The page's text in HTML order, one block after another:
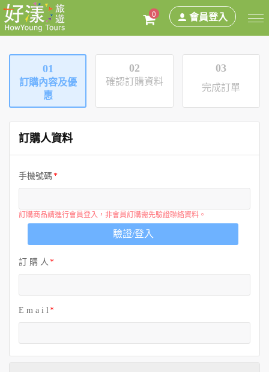
0 會員登入
01
訂購內容及優
惠
02
確認訂購資料
03
完成訂單
訂購人資料
手機號碼
訂購商品請進行會員登入，非會員訂購需先驗證聯絡資料。
驗證/登入
訂 購 人
E m a i l